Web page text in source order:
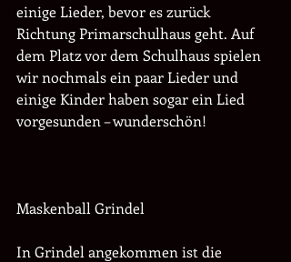
einige Lieder, bevor es zurück
Richtung Primarschulhaus geht. Auf
dem Platz vor dem Schulhaus spielen
wir nochmals ein paar Lieder und
einige Kinder haben sogar ein Lied
vorgesunden – wunderschön!
Maskenball Grindel
In Grindel angekommen ist die